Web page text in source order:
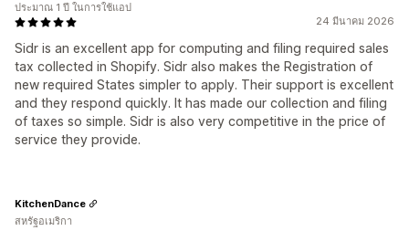
24 มีนาคม 2026
Sidr is an excellent app for computing and filing required sales
tax collected in Shopify. Sidr also makes the Registration of
new required States simpler to apply. Their support is excellent
and they respond quickly. It has made our collection and filing
of taxes so simple. Sidr is also very competitive in the price of
service they provide.
ประมาณ 1 ปี ในการใช้แอป
KitchenDance
สหรัฐอเมริกา